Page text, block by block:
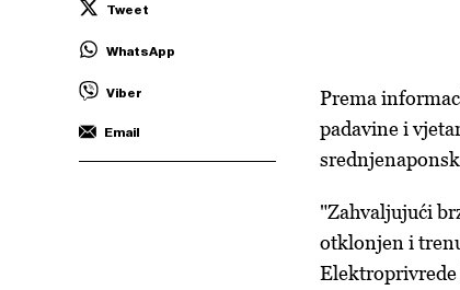
Tweet
WhatsApp
Viber
Email
Prema
padavine i
"Zahvaljujući
otklonjen i
Elektroprivrede